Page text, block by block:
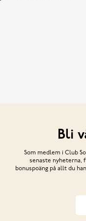
Bli
Som medlem i Club
senaste nyheterna,
bonuspoäng på allt du